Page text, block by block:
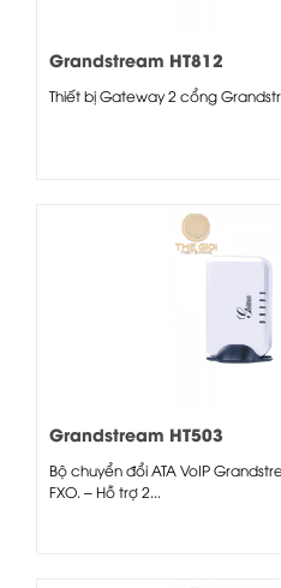
Grandstream HT812
Thiết bị Gateway 2 cổng
Grandstream HT503
Bộ chuyển đổi ATA VoIP
FXO. – Hỗ trợ 2...